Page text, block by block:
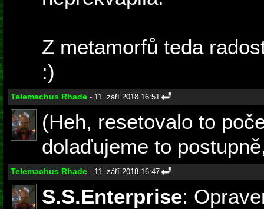
Z metamorfů teda
:)
Telemachus Rhade - 11. září 2018 16:51
(Heh, resetovalo to
dolaďujeme to
Telemachus Rhade - 11. září 2018 16:47
S.S.Enterprise: